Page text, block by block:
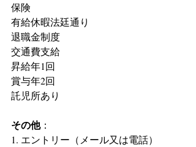
保険
有給休暇法廷通り
退職金制度
交通費支給
昇給年1回
賞与年2回
託児所あり
その他：
1. エントリー（メール又は電話）